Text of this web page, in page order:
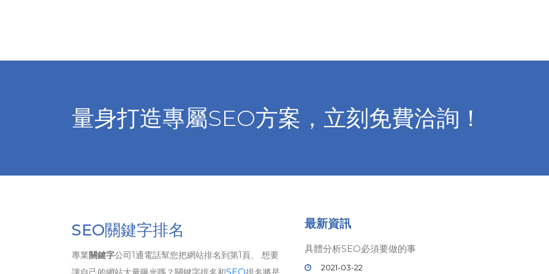
量身打造專屬SEO方案，立刻免費洽詢！
SEO關鍵字排名
專業關鍵字公司1通電話幫您把網站排名到第1頁、 想要
最新資訊
具體分析SEO必須要做的事
2021-03-22